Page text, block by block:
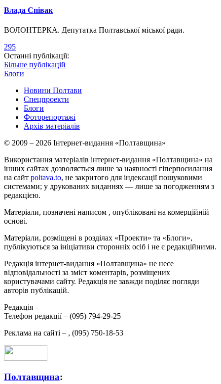
Влада Співак
ВОЛОНТЕРКА. Депутатка Полтавської міської ради.
295
Останні публікації:
Більше публікацій
Блоги
Новини Полтави
Спецпроекти
Блоги
Фоторепортажі
Архів матеріалів
© 2009 – 2026 Інтернет-видання «Полтавщина»
Використання матеріалів інтернет-видання «Полтавщина» на
інших сайтах дозволяється лише за наявності гіперпосилання
на сайт poltava.to, не закритого для індексації пошуковими
системами; у друкованих виданнях — лише за погодженням з
редакцією.
Матеріали, позначені написом , опубліковані на комерційній
основі.
Матеріали, розміщені в розділах «Проекти» та «Блоги»,
публікуються за ініціативи сторонніх осіб і не є редакційними.
Редакція інтернет-видання «Полтавщина» не несе
відповідальності за зміст коментарів, розміщених
користувачами сайту. Редакція не завжди поділяє погляди
авторів публікацій.
Редакція –
Телефон редакції – (095) 794-29-25
Реклама на сайті – , (095) 750-18-53
Полтавщина: